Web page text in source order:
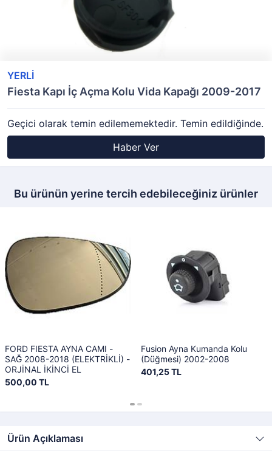
YERLİ
Fiesta Kapı İç Açma Kolu Vida Kapağı 2009-2017
Geçici olarak temin edilememektedir. Temin edildiğinde.
Haber Ver
Bu ürünün yerine tercih edebileceğiniz ürünler
FORD FIESTA AYNA CAMI -
SAĞ 2008-2018 (ELEKTRİKLİ) -
ORJİNAL İKİNCİ EL
500,00 TL
Fusion Ayna Kumanda Kolu
(Düğmesi) 2002-2008
401,25 TL
Ürün Açıklaması